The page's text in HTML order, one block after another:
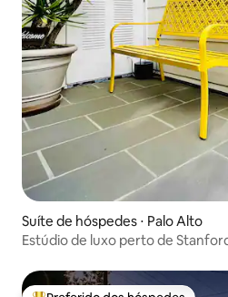
Suíte de hóspedes ⋅ Palo Alto
Estúdio de luxo perto de